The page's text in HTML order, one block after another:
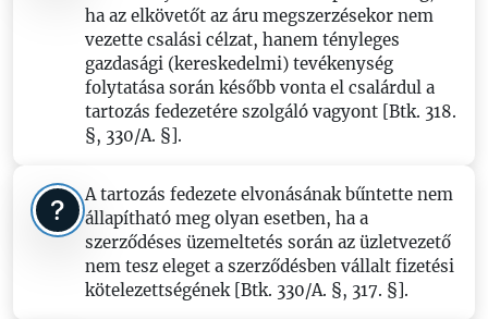
ha az elkövetőt az áru megszerzésekor nem
vezette csalási célzat, hanem tényleges
gazdasági (kereskedelmi) tevékenység
folytatása során később vonta el csalárdul a
tartozás fedezetére szolgáló vagyont [Btk. 318.
§, 330/A. §].
A tartozás fedezete elvonásának bűntette nem
állapítható meg olyan esetben, ha a
szerződéses üzemeltetés során az üzletvezető
nem tesz eleget a szerződésben vállalt fizetési
kötelezettségének [Btk. 330/A. §, 317. §].